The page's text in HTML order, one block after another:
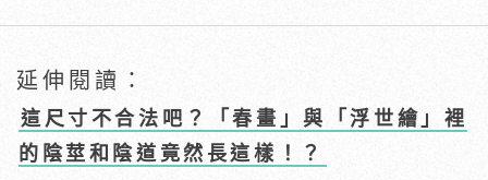
延伸閱讀：
這尺寸不合法吧？「春畫」與「浮世繪」裡
的陰莖和陰道竟然長這樣！？